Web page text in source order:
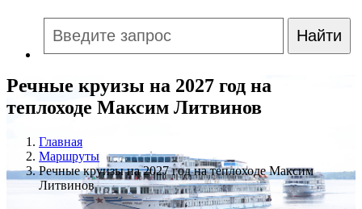
Речные круизы на 2027 год на
теплоходе Максим Литвинов
Главная
Маршруты
Речные круизы на 2027 год на теплоходе Максим
Литвинов